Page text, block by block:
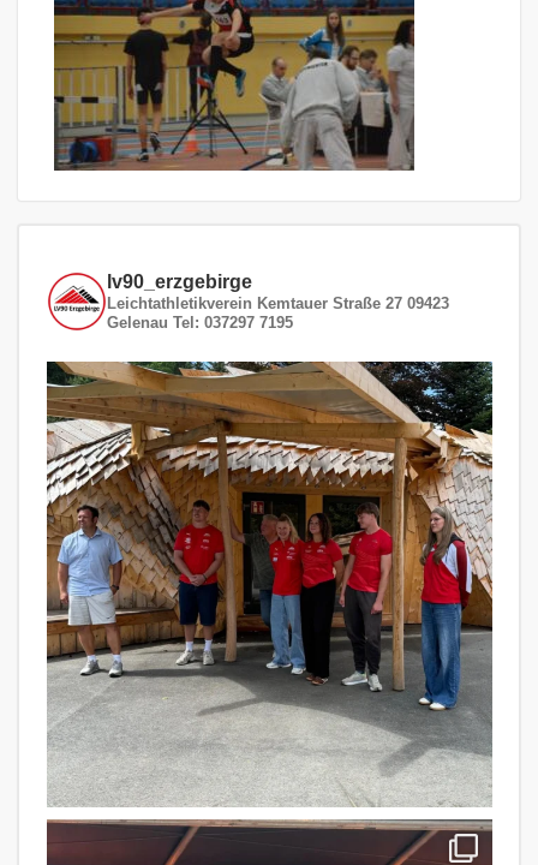
lv90_erzgebirge
Leichtathletikverein Kemtauer Straße 27 09423
Gelenau Tel: 037297 7195